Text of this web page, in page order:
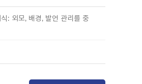
: 외모, 배경, 발언 관리를 중